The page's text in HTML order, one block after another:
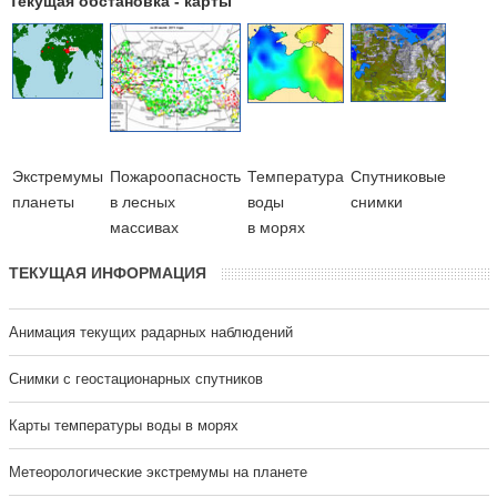
Экстремумы
планеты
Пожароопасность
в лесных
массивах
Температура
воды
в морях
Cпутниковые
снимки
ТЕКУЩАЯ ИНФОРМАЦИЯ
Анимация текущих радарных наблюдений
Cнимки с геостационарных спутников
Карты температуры воды в морях
Метеорологические экстремумы на планете